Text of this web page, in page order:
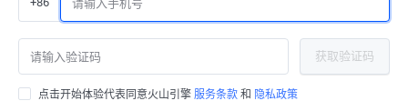
获取验证码
点击开始体验代表同意火山引擎 服务条款 和 隐私政策